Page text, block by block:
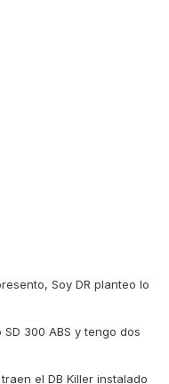
Soy DR planteo lo
300 ABS y tengo dos
el DB Killer instalado